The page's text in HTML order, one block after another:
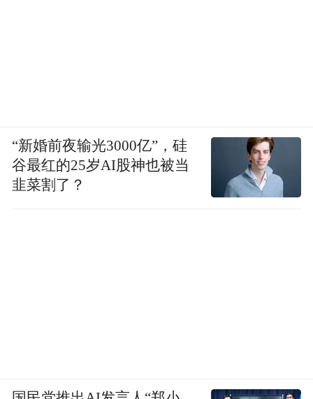
“新婚前夜输光3000亿”，硅
谷最红的25岁AI股神也被当
韭菜割了？